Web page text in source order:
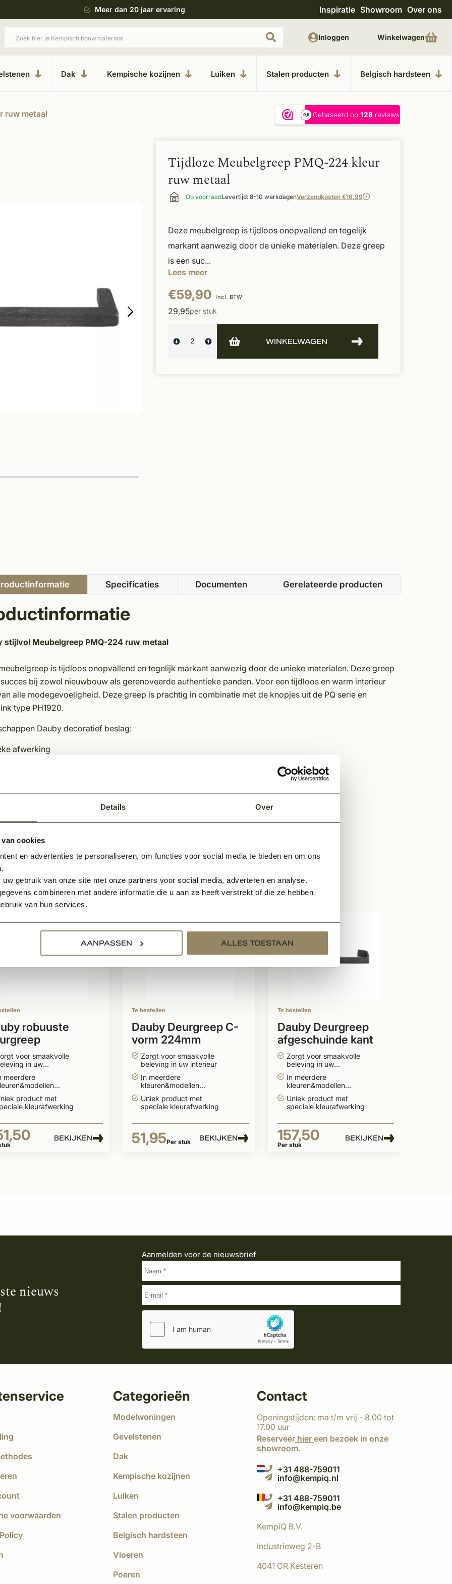
Details Over
cookies
en advertenties te personaliseren, om functies voor social media te bieden en om ons
gebruik van onze site met onze partners voor social media, adverteren en analyse.
combineren met andere informatie die u aan ze heeft verstrekt of die ze hebben
van hun services.
AANPASSEN ALLES TOESTAAN
bouwstijl Meer dan 20 jaar ervaring Uitgebreide showroom in Kesteren Unieke
Inspiratie Showroom Over ons
Dak Kempische kozijnen Luiken Stalen producten Belgisch hardsteen
Inloggen Winkelwagen
ruw metaal
Tijdloze Meubelgreep PMQ-224 kleur
ruw metaal
Op voorraadLevertijd: 8-10 werkdagenVerzendkosten €16,99
Deze meubelgreep is tijdloos onopvallend en tegelijk
markant aanwezig door de unieke materialen. Deze greep
is een suc...
Lees meer
€59,90 Incl. BTW
29,95per stuk
WINKELWAGEN
Specificaties Documenten Gerelateerde producten
stijlvol Meubelgreep PMQ-224 ruw metaal
is tijdloos onopvallend en tegelijk markant aanwezig door de unieke materialen. Deze greep
bij zowel nieuwbouw als gerenoveerde authentieke panden. Voor een tijdloos en warm interieur
alle modegevoeligheid. Deze greep is prachtig in combinatie met de knopjes uit de PQ serie en
type PH1920.
Dauby decoratief beslag:
afwerking
kleuren en varianten leverbaar
en karakteristieke uitstraling
producten
robuuste
350mm
voor smaakvolle
in uw
meerdere
product met
kleurafwerking
BEKIJKEN
Te bestellen
Dauby Deurgreep C-
vorm 224mm
Zorgt voor smaakvolle
beleving in uw interieur
In meerdere
kleuren&modellen
Uniek product met
speciale kleurafwerking
51,95Per stuk BEKIJKEN
Te bestellen
Dauby Deurgreep
afgeschuinde kant
300mm
Zorgt voor smaakvolle
beleving in uw
In meerdere
kleuren&modellen
Uniek product met
speciale kleurafwerking
157,50
Per stuk
BEKIJKEN
nieuws
Aanmelden voor de nieuwsbrief
voorwaarden
Categorieën
Modelwoningen
Gevelstenen
Dak
Kempische kozijnen
Luiken
Stalen producten
Belgisch hardsteen
Vloeren
Poeren
Contact
Openingstijden: ma t/m vrij - 8.00 tot
17.00 uur
Reserveer hier een bezoek in onze
showroom.
+31 488-759011
info@kempiq.nl
+31 488-759011
info@kempiq.be
KempíQ B.V.
Industrieweg 2-B
4041 CR Kesteren